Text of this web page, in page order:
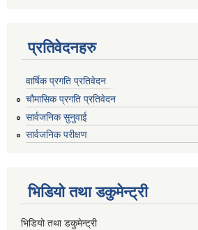
प्रतिवेदनहरु
वार्षिक प्रगति प्रतिवेदन
चौमासिक प्रगति प्रतिवेदन
सार्वजनिक सुनुवाई
सार्वजनिक परीक्षण
भिडियो तथा डकुमेन्ट्री
भिडियो तथा डकुमेन्ट्री